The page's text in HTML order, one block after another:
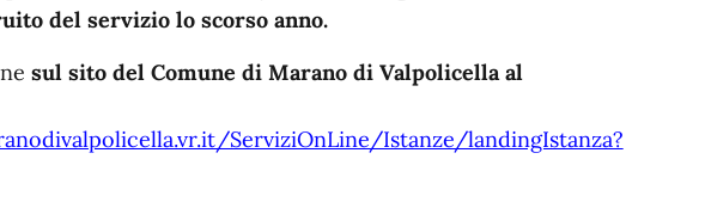
del servizio lo scorso anno.
sul sito del Comune di Marano di Valpolicella al
ServiziOnLine/Istanze/landingIstanza?